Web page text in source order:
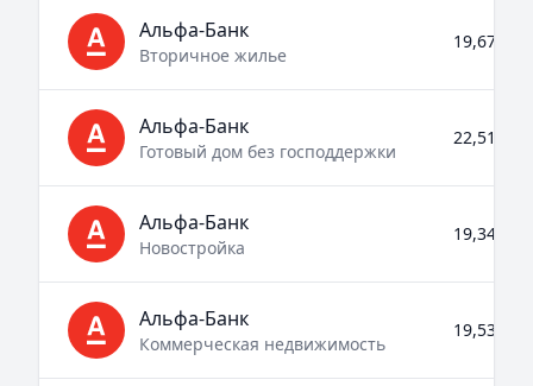
Альфа-Банк
Вторичное жилье
19,67 %
Альфа-Банк
Готовый дом без господдержки
22,51 %
Альфа-Банк
Новостройка
19,34 %
Альфа-Банк
Коммерческая недвижимость
19,53 %